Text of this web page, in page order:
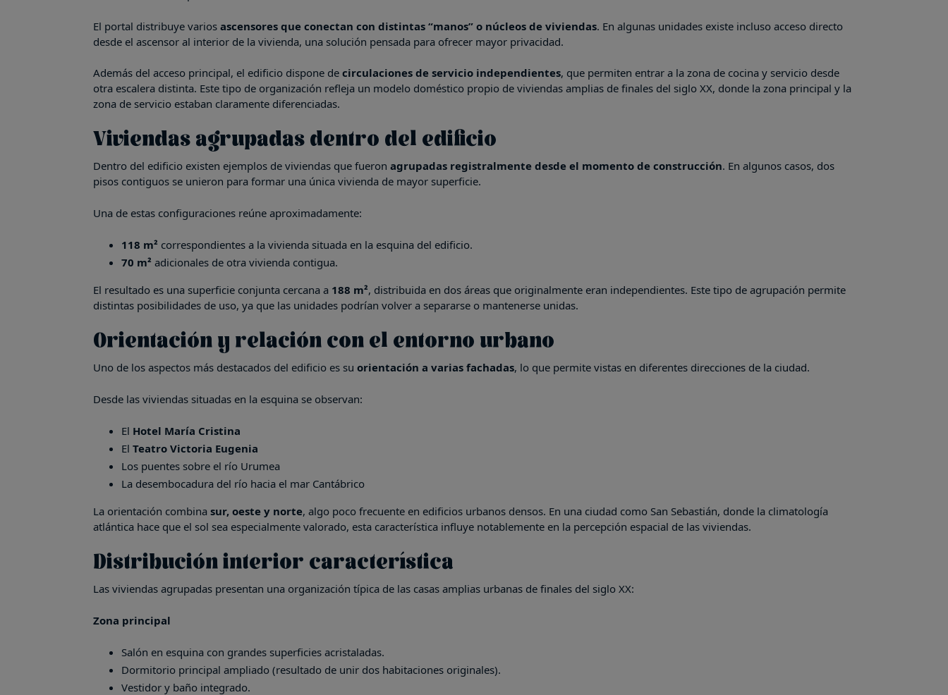
El portal distribuye varios ascensores que conectan con distintas “manos” o núcleos de viviendas. En algunas unidades existe incluso acceso directo
desde el ascensor al interior de la vivienda, una solución pensada para ofrecer mayor privacidad.
Además del acceso principal, el edificio dispone de circulaciones de servicio independientes, que permiten entrar a la zona de cocina y servicio desde
otra escalera distinta. Este tipo de organización refleja un modelo doméstico propio de viviendas amplias de finales del siglo XX, donde la zona principal y la
zona de servicio estaban claramente diferenciadas.
Viviendas agrupadas dentro del edificio
Dentro del edificio existen ejemplos de viviendas que fueron agrupadas registralmente desde el momento de construcción. En algunos casos, dos
pisos contiguos se unieron para formar una única vivienda de mayor superficie.
Una de estas configuraciones reúne aproximadamente:
118 m² correspondientes a la vivienda situada en la esquina del edificio.
70 m² adicionales de otra vivienda contigua.
El resultado es una superficie conjunta cercana a 188 m², distribuida en dos áreas que originalmente eran independientes. Este tipo de agrupación permite
distintas posibilidades de uso, ya que las unidades podrían volver a separarse o mantenerse unidas.
Orientación y relación con el entorno urbano
Uno de los aspectos más destacados del edificio es su orientación a varias fachadas, lo que permite vistas en diferentes direcciones de la ciudad.
Desde las viviendas situadas en la esquina se observan:
El Hotel María Cristina
El Teatro Victoria Eugenia
Los puentes sobre el río Urumea
La desembocadura del río hacia el mar Cantábrico
La orientación combina sur, oeste y norte, algo poco frecuente en edificios urbanos densos. En una ciudad como San Sebastián, donde la climatología
atlántica hace que el sol sea especialmente valorado, esta característica influye notablemente en la percepción espacial de las viviendas.
Distribución interior característica
Las viviendas agrupadas presentan una organización típica de las casas amplias urbanas de finales del siglo XX:
Zona principal
Salón en esquina con grandes superficies acristaladas.
Dormitorio principal ampliado (resultado de unir dos habitaciones originales).
Vestidor y baño integrado.